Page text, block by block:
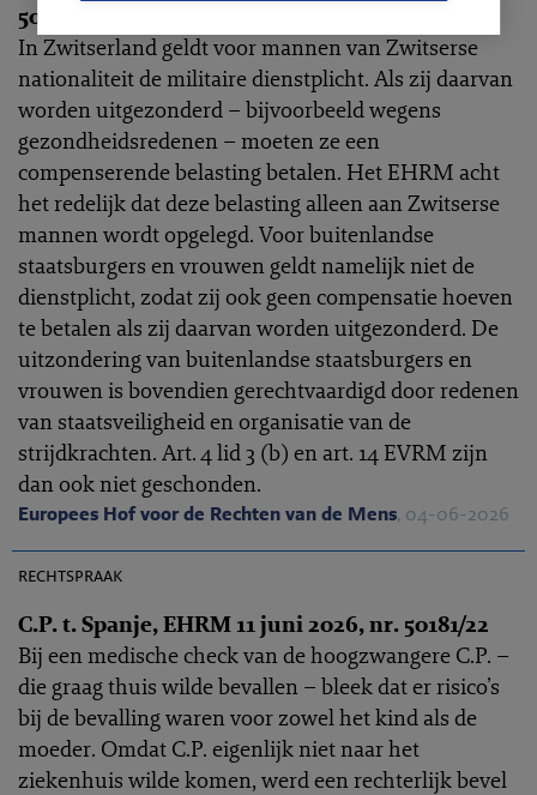
50885/16
In Zwitserland geldt voor mannen van Zwitserse
nationaliteit de militaire dienstplicht. Als zij daarvan
worden uitgezonderd – bijvoorbeeld wegens
gezondheidsredenen – moeten ze een
compenserende belasting betalen. Het EHRM acht
het redelijk dat deze belasting alleen aan Zwitserse
mannen wordt opgelegd. Voor buitenlandse
staatsburgers en vrouwen geldt namelijk niet de
dienstplicht, zodat zij ook geen compensatie hoeven
te betalen als zij daarvan worden uitgezonderd. De
uitzondering van buitenlandse staatsburgers en
vrouwen is bovendien gerechtvaardigd door redenen
van staatsveiligheid en organisatie van de
strijdkrachten. Art. 4 lid 3 (b) en art. 14 EVRM zijn
dan ook niet geschonden.
Europees Hof voor de Rechten van de Mens, 04-06-2026
rechtspraak
C.P. t. Spanje, EHRM 11 juni 2026, nr. 50181/22
Bij een medische check van de hoogzwangere C.P. –
die graag thuis wilde bevallen – bleek dat er risico’s
bij de bevalling waren voor zowel het kind als de
moeder. Omdat C.P. eigenlijk niet naar het
ziekenhuis wilde komen, werd een rechterlijk bevel